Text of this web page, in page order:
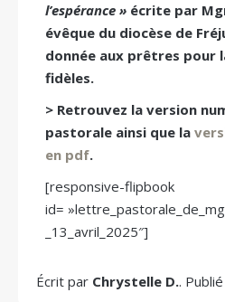
l’espérance » écrite par
évêque du diocèse de
donnée aux prêtres pour
fidèles.
> Retrouvez la version
pastorale ainsi que la
en pdf.
[responsive-flipbook
id=
_13_avril_2025″]
Écrit par Chrystelle D..